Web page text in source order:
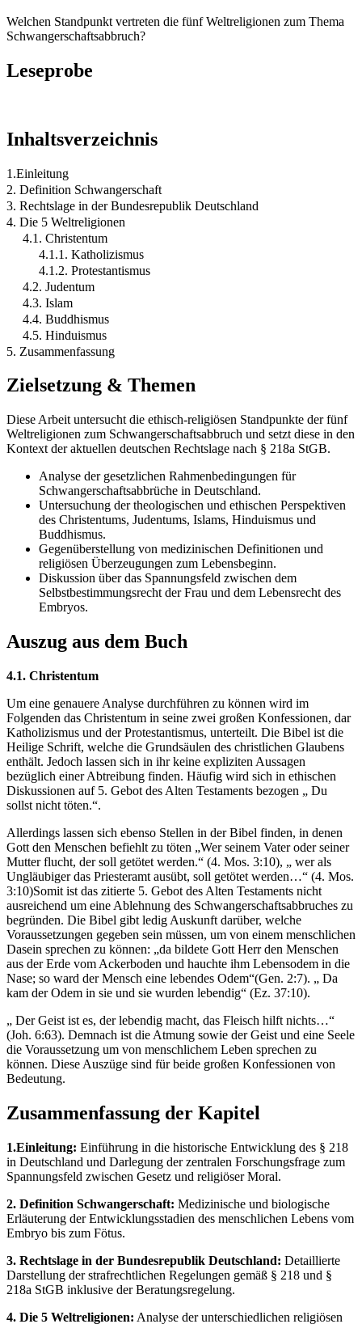
Welchen Standpunkt vertreten die fünf Weltreligionen zum Thema
Schwangerschaftsabbruch?
Leseprobe
Inhaltsverzeichnis
1.Einleitung
2. Definition Schwangerschaft
3. Rechtslage in der Bundesrepublik Deutschland
4. Die 5 Weltreligionen
4.1. Christentum
4.1.1. Katholizismus
4.1.2. Protestantismus
4.2. Judentum
4.3. Islam
4.4. Buddhismus
4.5. Hinduismus
5. Zusammenfassung
Zielsetzung & Themen
Diese Arbeit untersucht die ethisch-religiösen Standpunkte der fünf
Weltreligionen zum Schwangerschaftsabbruch und setzt diese in den
Kontext der aktuellen deutschen Rechtslage nach § 218a StGB.
Analyse der gesetzlichen Rahmenbedingungen für
Schwangerschaftsabbrüche in Deutschland.
Untersuchung der theologischen und ethischen Perspektiven
des Christentums, Judentums, Islams, Hinduismus und
Buddhismus.
Gegenüberstellung von medizinischen Definitionen und
religiösen Überzeugungen zum Lebensbeginn.
Diskussion über das Spannungsfeld zwischen dem
Selbstbestimmungsrecht der Frau und dem Lebensrecht des
Embryos.
Auszug aus dem Buch
4.1. Christentum
Um eine genauere Analyse durchführen zu können wird im
Folgenden das Christentum in seine zwei großen Konfessionen, dar
Katholizismus und der Protestantismus, unterteilt. Die Bibel ist die
Heilige Schrift, welche die Grundsäulen des christlichen Glaubens
enthält. Jedoch lassen sich in ihr keine expliziten Aussagen
bezüglich einer Abtreibung finden. Häufig wird sich in ethischen
Diskussionen auf 5. Gebot des Alten Testaments bezogen „ Du
sollst nicht töten.“.
Allerdings lassen sich ebenso Stellen in der Bibel finden, in denen
Gott den Menschen befiehlt zu töten „Wer seinem Vater oder seiner
Mutter flucht, der soll getötet werden.“ (4. Mos. 3:10), „ wer als
Ungläubiger das Priesteramt ausübt, soll getötet werden…“ (4. Mos.
3:10)Somit ist das zitierte 5. Gebot des Alten Testaments nicht
ausreichend um eine Ablehnung des Schwangerschaftsabbruches zu
begründen. Die Bibel gibt ledig Auskunft darüber, welche
Voraussetzungen gegeben sein müssen, um von einem menschlichen
Dasein sprechen zu können: „da bildete Gott Herr den Menschen
aus der Erde vom Ackerboden und hauchte ihm Lebensodem in die
Nase; so ward der Mensch eine lebendes Odem“(Gen. 2:7). „ Da
kam der Odem in sie und sie wurden lebendig“ (Ez. 37:10).
„ Der Geist ist es, der lebendig macht, das Fleisch hilft nichts…“
(Joh. 6:63). Demnach ist die Atmung sowie der Geist und eine Seele
die Voraussetzung um von menschlichem Leben sprechen zu
können. Diese Auszüge sind für beide großen Konfessionen von
Bedeutung.
Zusammenfassung der Kapitel
1.Einleitung: Einführung in die historische Entwicklung des § 218
in Deutschland und Darlegung der zentralen Forschungsfrage zum
Spannungsfeld zwischen Gesetz und religiöser Moral.
2. Definition Schwangerschaft: Medizinische und biologische
Erläuterung der Entwicklungsstadien des menschlichen Lebens vom
Embryo bis zum Fötus.
3. Rechtslage in der Bundesrepublik Deutschland: Detaillierte
Darstellung der strafrechtlichen Regelungen gemäß § 218 und §
218a StGB inklusive der Beratungsregelung.
4. Die 5 Weltreligionen: Analyse der unterschiedlichen religiösen